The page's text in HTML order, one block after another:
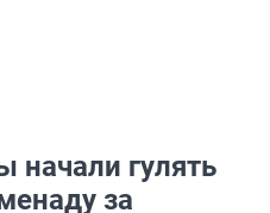
начали гулять
за